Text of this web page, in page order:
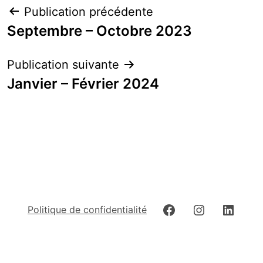
Navigation
de
Publication précédente
Septembre – Octobre 2023
Publication suivante
Janvier – Février 2024
Politique de confidentialité FacebookInstagram